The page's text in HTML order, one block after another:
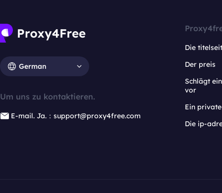
German
Um uns zu kontaktieren.
E-mail. Ja.：support@proxy4free.com
Die
Der preis
Schlägt
vor
Ein
Die ip-